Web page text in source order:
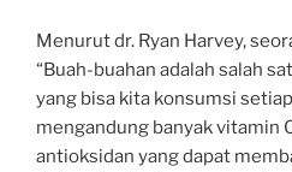
Menurut dr. Ryan Harvey,
“Buah-buahan adalah salah
yang bisa kita konsumsi
mengandung banyak vitamin
antioksidan yang dapat